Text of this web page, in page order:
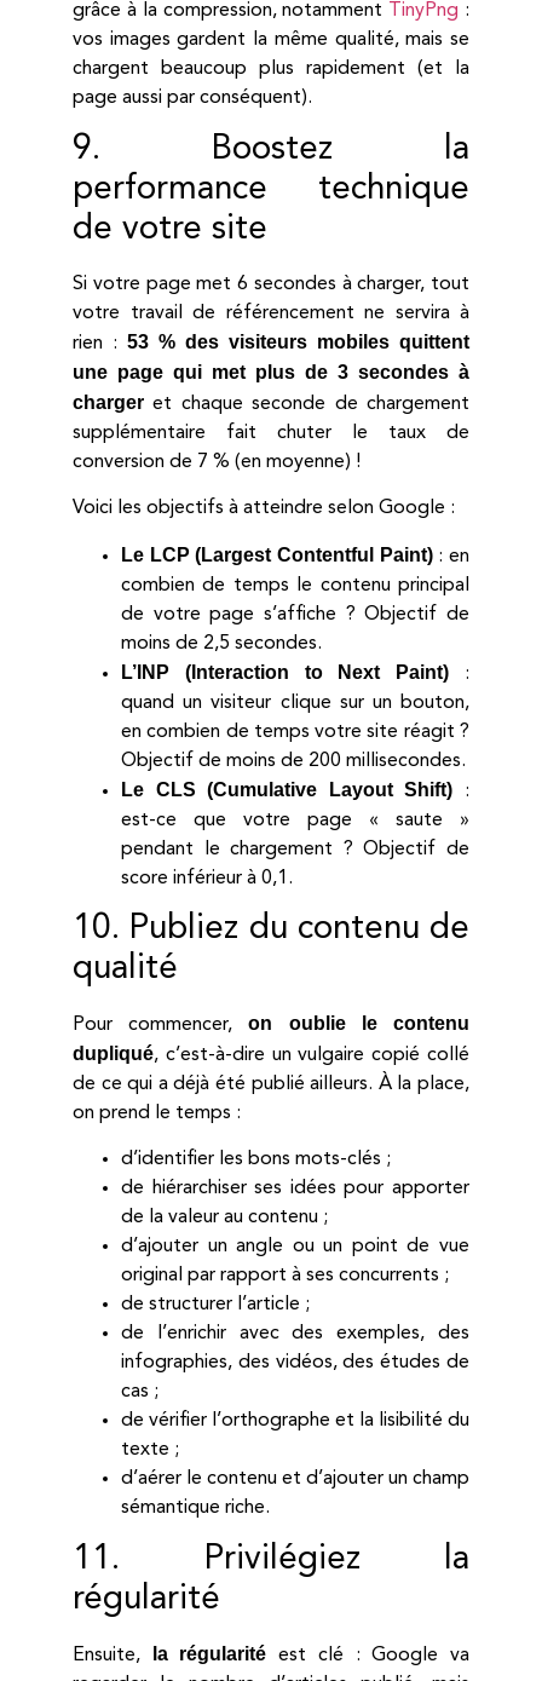
grâce à la compression, notamment TinyPng :
vos images gardent la même qualité, mais se
chargent beaucoup plus rapidement (et la
page aussi par conséquent).
9. Boostez la
performance technique
de votre site
Si votre page met 6 secondes à charger, tout
votre travail de référencement ne servira à
rien : 53 % des visiteurs mobiles quittent
une page qui met plus de 3 secondes à
chargeret chaque seconde de chargement
supplémentaire fait chuter le taux de
conversion de 7 % (en moyenne) !
Voici les objectifs à atteindre selon Google :
Le LCP (Largest Contentful Paint): en
combien de temps le contenu principal
de votre page s’affiche ? Objectif de
moins de 2,5 secondes.
L’INP (Interaction to Next Paint) :
quand un visiteur clique sur un bouton,
en combien de temps votre site réagit ?
Objectif de moins de 200 millisecondes.
Le CLS (Cumulative Layout Shift) :
est-ce que votre page « saute »
pendant le chargement ? Objectif de
score inférieur à 0,1.
10. Publiez du contenu de
qualité
Pour commencer,on oublie le contenu
dupliqué, c’est-à-dire un vulgaire copié collé
de ce qui a déjà été publié ailleurs. À la place,
on prend le temps :
d’identifier les bons mots-clés ;
de hiérarchiser ses idées pour apporter
de la valeur au contenu ;
d’ajouter un angle ou un point de vue
original par rapport à ses concurrents ;
de structurer l’article ;
de l’enrichir avec des exemples, des
infographies, des vidéos, des études de
cas ;
de vérifier l’orthographe et la lisibilité du
texte ;
d’aérer le contenu et d’ajouter un champ
sémantique riche.
11. Privilégiez la
régularité
Ensuite, la régularitéest clé : Google va